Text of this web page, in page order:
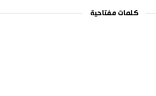
كلمات مفتاحية